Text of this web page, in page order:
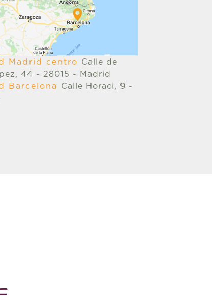
Madrid centro
Calle de
44 - 28015 - Madrid
Barcelona
Calle Horaci, 9 -